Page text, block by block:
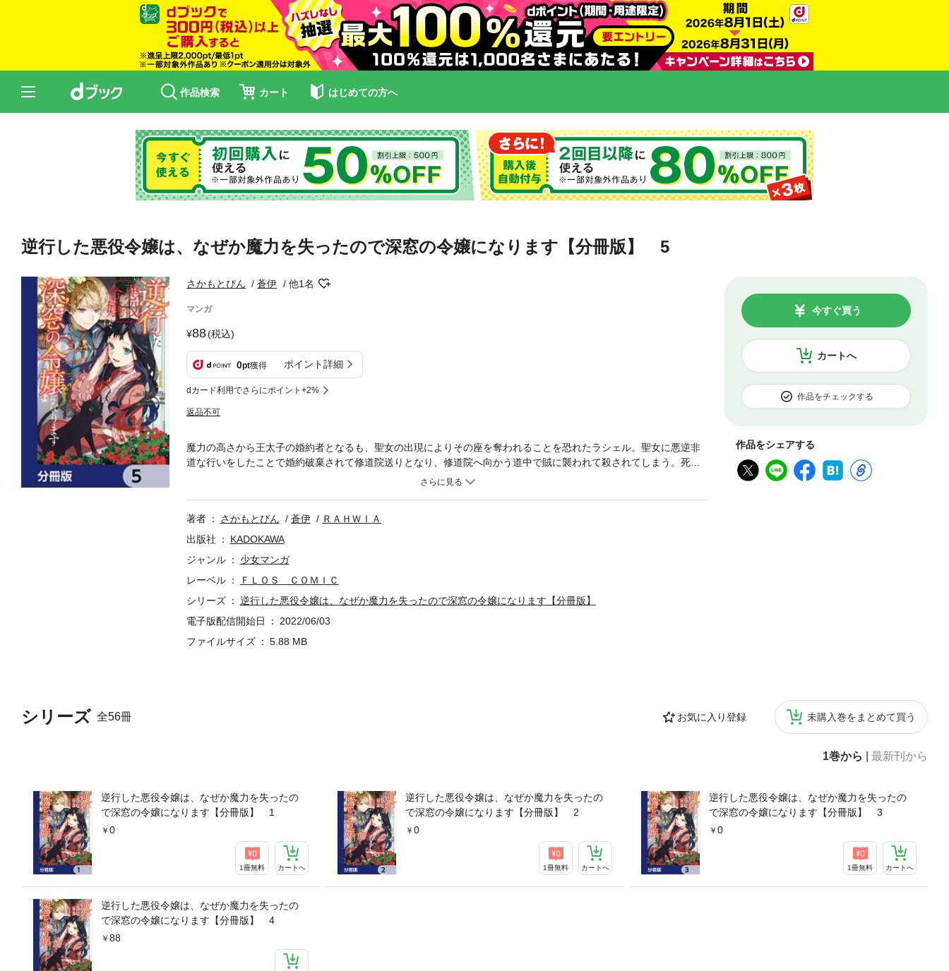
作品検索 カート はじめての方へ
逆行した悪役令嬢は、なぜか魔力を失ったので深窓の令嬢になります【分冊版】 5
さかもとびん 蒼伊 他1名
マンガ
88(税込)
0pt獲得 ポイント詳細
dカード利用でさらにポイント+2%
返品不可
カートへ
今すぐ買う
作品をチェックする
作品をシェアする
シリーズ 全56冊 お気に入り登録 未購入巻をまとめて買う
1巻から 最新刊から
逆行した悪役令嬢は、なぜか魔力を失ったの
で深窓の令嬢になります【分冊版】 1
0
1冊無料 カートへ
逆行した悪役令嬢は、なぜか魔力を失ったの
で深窓の令嬢になります【分冊版】 2
0
1冊無料 カートへ
逆行した悪役令嬢は、なぜか魔力を失ったの
で深窓の令嬢になります【分冊版】 3
0
1冊無料 カートへ
逆行した悪役令嬢は、なぜか魔力を失ったの
で深窓の令嬢になります【分冊版】 4
88
魔力の高さから王太子の婚約者となるも、聖女の出現によりその座を奪われることを恐れたラシェル。聖女に悪逆非
道な行いをしたことで婚約破棄されて修道院送りとなり、修道院へ向かう道中で賊に襲われて殺されてしまう。死ん
だと思ったラシェルが目覚めると、なぜか3年前に戻っていたが ほとんどの魔力を失い、ベッドから起き上がれない
のに、世界初の闇の精霊が私のもとへ!?悪役令嬢が精霊と共に未来を変える異世界ハッピーファンタジー！ 分冊版
第5弾。
著者 さかもとびん 蒼伊
ＲＡＨＷＩＡ
出版社
KADOKAWA
ジャンル
少女マンガ
レーベル
ＦＬＯＳ ＣＯＭＩＣ
シリーズ
逆行した悪役令嬢は、なぜか魔力を失ったので深窓の令嬢になります【分冊版】
電子版配信開始日
2022/06/03
ファイルサイズ
5.88 MB